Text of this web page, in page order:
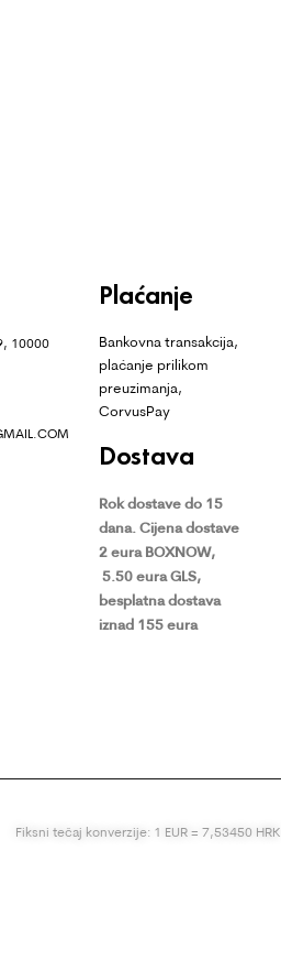
10000
Plaćanje
Bankovna transakcija,
plaćanje prilikom
preuzimanja,
CorvusPay
Dostava
Rok dostave do 15
dana. Cijena dostave
2 eura BOXNOW,
5.50 eura GLS,
besplatna dostava
iznad 155 eura
Fiksni tečaj konverzije: 1 EUR = 7,53450 HRK